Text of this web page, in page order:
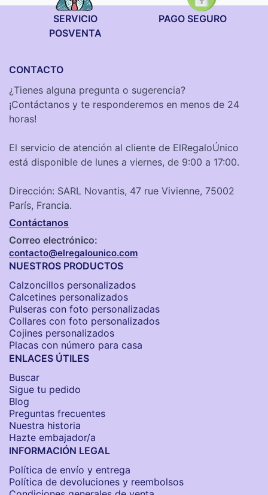
SERVICIO
POSVENTA
PAGO SEGURO
CONTACTO
¿Tienes alguna pregunta o sugerencia?
¡Contáctanos y te responderemos en menos de 24
horas!
El servicio de atención al cliente de ElRegaloÚnico
está disponible de lunes a viernes, de 9:00 a 17:00.
Dirección: SARL Novantis, 47 rue Vivienne, 75002
París, Francia.
Contáctanos
Correo electrónico:
contacto@elregalounico.com
NUESTROS PRODUCTOS
Calzoncillos personalizados​
Calcetines personalizados
Pulseras con foto personalizadas
Collares con foto personalizados
Cojines personalizados
Placas con número para casa
ENLACES ÚTILES
Buscar
Sigue tu pedido
Blog
Preguntas frecuentes
Nuestra historia
Hazte embajador/a
INFORMACIÓN LEGAL
Política de envío y entrega
Política de devoluciones y reembolsos